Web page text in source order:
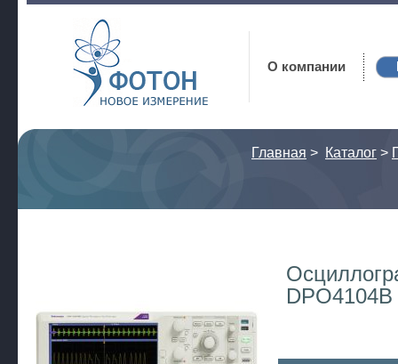
Фотон
О компании
Главная > Каталог >
DPO4104B